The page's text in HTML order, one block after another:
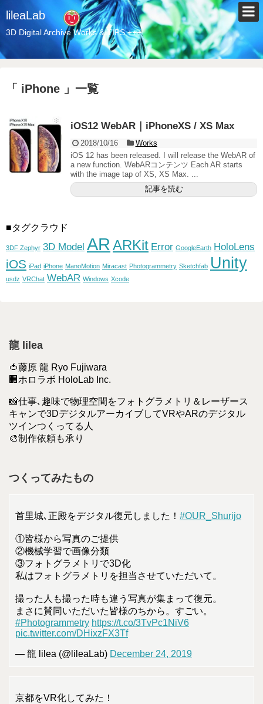
lileaLab
3D Digital Archive Works & TIPS +++
「 iPhone 」一覧
iOS12 WebAR｜iPhoneXS / XS Max
2018/10/16
Works
iOS 12 has been released. I will release the WebAR of
a new function. WebARコンテンツ Each AR starts
with the image tap of XS, XS Max. ...
記事を読む
■タグクラウド
3DF Zephyr 3D Model AR ARKit Error GoogleEarth HoloLens
iOS iPad iPhone ManoMotion Miracast Photogrammetry Sketchfab Unity
usdz VRChat WebAR Windows Xcode
龍 lilea
🍅藤原 龍 Ryo Fujiwara
🏢ホロラボ HoloLab Inc.
📸仕事､趣味で物理空間をフォトグラメトリ＆レーザース
キャンで3DデジタルアーカイブしてVRやARのデジタル
ツインつくってる人
🎨制作依頼も承り
つくってみたもの
首里城､正殿をデジタル復元しました！ #OUR_Shurijo
①皆様から写真のご提供
②機械学習で画像分類
③フォトグラメトリで3D化
私はフォトグラメトリを担当させていただいて。
撮った人も撮った時も違う写真が集まって復元。
まさに賛同いただいた皆様のちから。すごい。
#Photogrammetry https://t.co/3TvPc1NiV6
pic.twitter.com/DHixzFX3Tf
— 龍 lilea (@lileaLab) December 24, 2019
京都をVR化してみた！